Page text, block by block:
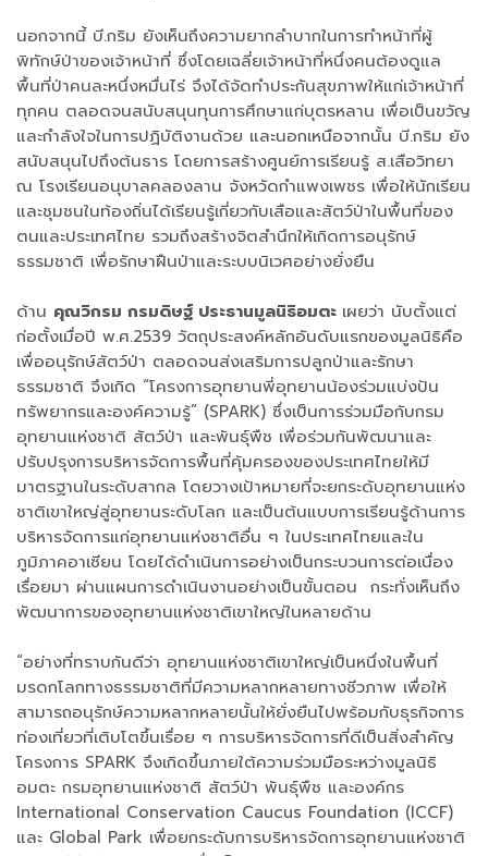
นอกจากนี้ บี.กริม ยังเห็นถึงความยากลำบากในการทำหน้าที่ผู้
พิทักษ์ป่าของเจ้าหน้าที่ ซึ่งโดยเฉลี่ยเจ้าหน้าที่หนึ่งคนต้องดูแล
พื้นที่ป่าคนละหนึ่งหมื่นไร่ จึงได้จัดทำประกันสุขภาพให้แก่เจ้าหน้าที่
ทุกคน ตลอดจนสนับสนุนทุนการศึกษาแก่บุตรหลาน เพื่อเป็นขวัญ
และกำลังใจในการปฏิบัติงานด้วย และนอกเหนือจากนั้น บี.กริม ยัง
สนับสนุนไปถึงต้นธาร โดยการสร้างศูนย์การเรียนรู้ ส.เสือวิทยา
ณ โรงเรียนอนุบาลคลองลาน จังหวัดกำแพงเพชร เพื่อให้นักเรียน
และชุมชนในท้องถิ่นได้เรียนรู้เกี่ยวกับเสือและสัตว์ป่าในพื้นที่ของ
ตนและประเทศไทย รวมถึงสร้างจิตสำนึกให้เกิดการอนุรักษ์
ธรรมชาติ เพื่อรักษาฝืนป่าและระบบนิเวศอย่างยั่งยืน
ด้าน คุณวิกรม กรมดิษฐ์ ประธานมูลนิธิอมตะ เผยว่า นับตั้งแต่
ก่อตั้งเมื่อปี พ.ศ.2539 วัตถุประสงค์หลักอันดับแรกของมูลนิธิคือ
เพื่ออนุรักษ์สัตว์ป่า ตลอดจนส่งเสริมการปลูกป่าและรักษา
ธรรมชาติ จึงเกิด “โครงการอุทยานพี่อุทยานน้องร่วมแบ่งปัน
ทรัพยากรและองค์ความรู้” (SPARK) ซึ่งเป็นการร่วมมือกับกรม
อุทยานแห่งชาติ สัตว์ป่า และพันธุ์พืช เพื่อร่วมกันพัฒนาและ
ปรับปรุงการบริหารจัดการพื้นที่คุ้มครองของประเทศไทยให้มี
มาตรฐานในระดับสากล โดยวางเป้าหมายที่จะยกระดับอุทยานแห่ง
ชาติเขาใหญ่สู่อุทยานระดับโลก และเป็นต้นแบบการเรียนรู้ด้านการ
บริหารจัดการแก่อุทยานแห่งชาติอื่น ๆ ในประเทศไทยและใน
ภูมิภาคอาเซียน โดยได้ดำเนินการอย่างเป็นกระบวนการต่อเนื่อง
เรื่อยมา ผ่านแผนการดำเนินงานอย่างเป็นขั้นตอน กระทั่งเห็นถึง
พัฒนาการของอุทยานแห่งชาติเขาใหญ่ในหลายด้าน
“อย่างที่ทราบกันดีว่า อุทยานแห่งชาติเขาใหญ่เป็นหนึ่งในพื้นที่
มรดกโลกทางธรรมชาติที่มีความหลากหลายทางชีวภาพ เพื่อให้
สามารถอนุรักษ์ความหลากหลายนั้นให้ยั่งยืนไปพร้อมกับธุรกิจการ
ท่องเที่ยวที่เติบโตขึ้นเรื่อย ๆ การบริหารจัดการที่ดีเป็นสิ่งสำคัญ
โครงการ SPARK จึงเกิดขึ้นภายใต้ความร่วมมือระหว่างมูลนิธิ
อมตะ กรมอุทยานแห่งชาติ สัตว์ป่า พันธุ์พืช และองค์กร
International Conservation Caucus Foundation (ICCF)
และ Global Park เพื่อยกระดับการบริหารจัดการอุทยานแห่งชาติ